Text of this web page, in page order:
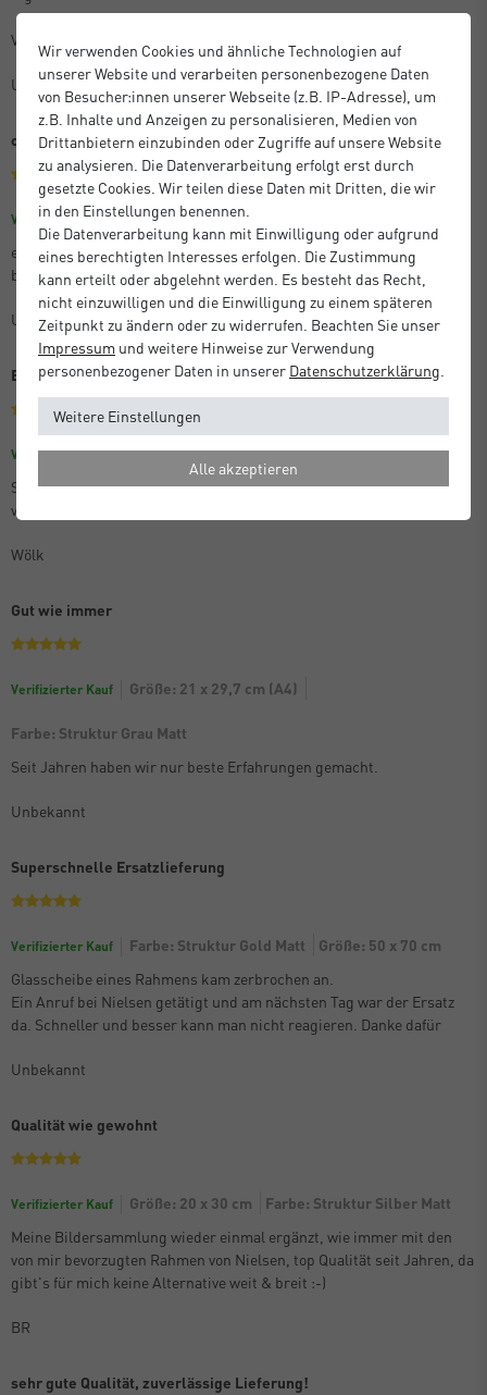
Vielen Dank dafür
Unbekannt
optisches Highlight
Verifizierter Kauf Größe: 30 x 40 cm
es ist immer wieder faszinierend zu sheen mit welcher Leichtigkeit
besondere Bilder, Rkunden, etc. weiter aufgewertet werden..........
Unbekannt
Bilderrahmen
Verifizierter Kauf Größe: 50 x 50 cm
Farbe: Struktur Schwarz Matt
Schnelle Lieferung, sehr gute Qualität und die Ware war sehr gut
verpackt. Kann die Bilderrahmen nur empfehlen.
Wölk
Gut wie immer
Verifizierter Kauf Größe: 21 x 29,7 cm (A4)
Farbe: Struktur Grau Matt
Seit Jahren haben wir nur beste Erfahrungen gemacht.
Unbekannt
Superschnelle Ersatzlieferung
Verifizierter Kauf Farbe: Struktur Gold Matt
Größe: 50 x 70 cm
Glasscheibe eines Rahmens kam zerbrochen an.
Ein Anruf bei Nielsen getätigt und am nächsten Tag war der Ersatz
da. Schneller und besser kann man nicht reagieren. Danke dafür
Unbekannt
Qualität wie gewohnt
Verifizierter Kauf Größe: 20 x 30 cm
Farbe: Struktur Silber Matt
Meine Bildersammlung wieder einmal ergänzt, wie immer mit den
von mir bevorzugten Rahmen von Nielsen, top Qualität seit Jahren, da
gibt's für mich keine Alternative weit & breit :-)
BR
sehr gute Qualität, zuverlässige Lieferung!
Wir verwenden Cookies und ähnliche Technologien auf
unserer Website und verarbeiten personenbezogene Daten
von Besucher:innen unserer Webseite (z.B. IP-Adresse), um
z.B. Inhalte und Anzeigen zu personalisieren, Medien von
Drittanbietern einzubinden oder Zugriffe auf unsere Website
zu analysieren. Die Datenverarbeitung erfolgt erst durch
gesetzte Cookies. Wir teilen diese Daten mit Dritten, die wir
in den Einstellungen benennen.
Die Datenverarbeitung kann mit Einwilligung oder aufgrund
eines berechtigten Interesses erfolgen. Die Zustimmung
kann erteilt oder abgelehnt werden. Es besteht das Recht,
nicht einzuwilligen und die Einwilligung zu einem späteren
Zeitpunkt zu ändern oder zu widerrufen. Beachten Sie unser
Impressum und weitere Hinweise zur Verwendung
personenbezogener Daten in unserer Daten­schutz­erklärung
Weitere Einstellungen
Alle akzeptieren